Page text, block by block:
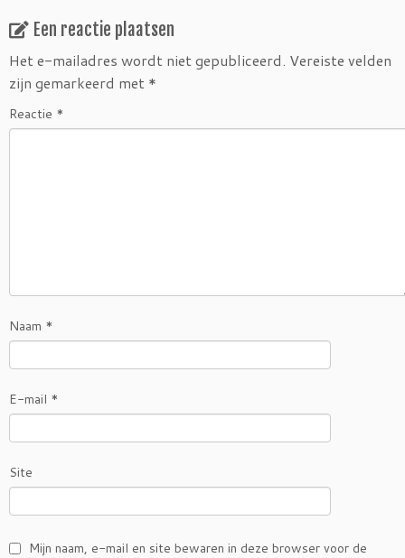
o e
r
Een reactie plaatsen
Het e-mailadres wordt niet gepubliceerd. Vereiste velden
zijn gemarkeerd met *
Reactie *
Naam *
E-mail *
Site
Mijn naam, e-mail en site bewaren in deze browser voor de